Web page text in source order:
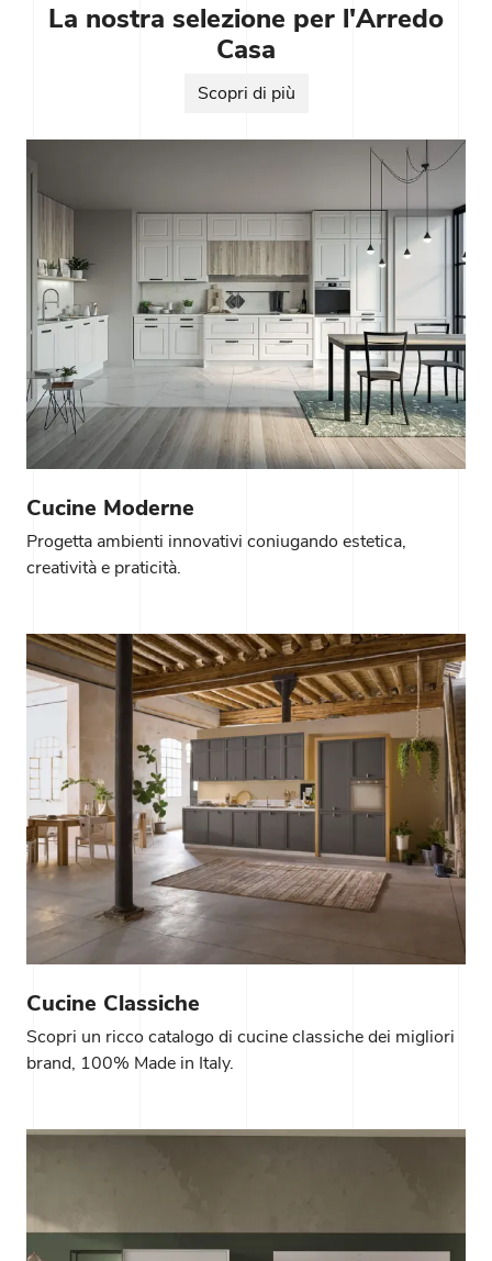
La nostra selezione per l'Arredo
Casa
Scopri di più
Cucine Moderne
Progetta ambienti innovativi coniugando estetica,
creatività e praticità.
Cucine Classiche
Scopri un ricco catalogo di cucine classiche dei migliori
brand, 100% Made in Italy.